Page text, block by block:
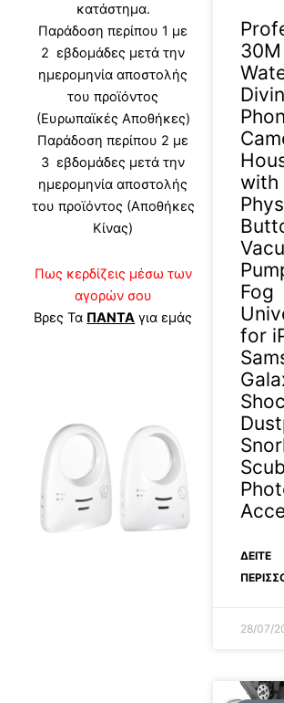
κατάστημα.
Παράδοση περίπου 1 με
2 εβδομάδες μετά την
ημερομηνία αποστολής
του προϊόντος
(Ευρωπαϊκές Αποθήκες)
Παράδοση περίπου 2 με
3 εβδομάδες μετά την
ημερομηνία αποστολής
του προϊόντος (Αποθήκες
Κίνας)
Πως κερδίζεις μέσω των
αγορών σου
Βρες Τα ΠΑΝΤΑ για εμάς
30M
with
Fog
for
ΔΕΊΤΕ
28/07/